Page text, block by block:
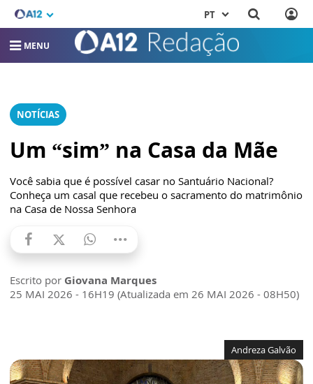
PT
MENU
NOTÍCIAS
Um “sim” na Casa da Mãe
Você sabia que é possível casar no Santuário Nacional?
Conheça um casal que recebeu o sacramento do matrimônio
na Casa de Nossa Senhora
Escrito por Giovana Marques
25 MAI 2026 - 16H19 (Atualizada em 26 MAI 2026 - 08H50)
Andreza Galvão